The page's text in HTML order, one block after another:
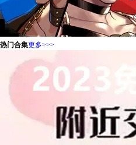
热门合集更多>>>